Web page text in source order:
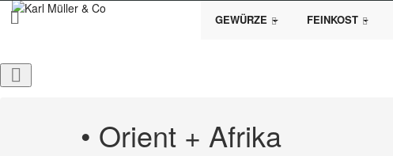
GEWÜRZE FEINKOST

• Orient + Afrika